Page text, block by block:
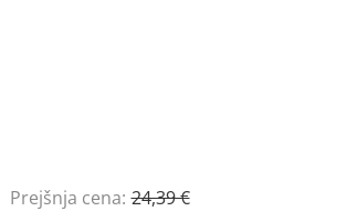
Prejšnja cena: 24,39 €